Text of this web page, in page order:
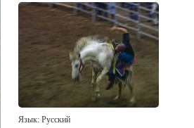
Язык: Русский